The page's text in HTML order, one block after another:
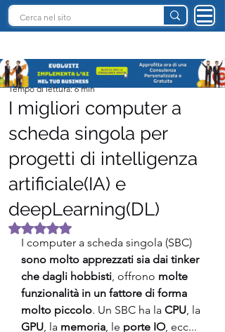
I migliori computer a
scheda singola per
progetti di intelligenza
artificiale(IA) e
deepLearning(DL)
Team I.A. Italia
Tempo di lettura: 6 min
Valutazione NaN stelle su 5.
I computer a scheda singola (SBC)
sono molto apprezzati sia dai tinker
che dagli hobbisti, offrono molte
funzionalità in un fattore di forma
molto piccolo. Un SBC ha la CPU, la
GPU, la memoria, le porte IO, ecc...